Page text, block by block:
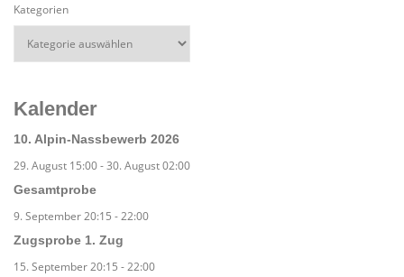
Kategorien
Kalender
10. Alpin-Nassbewerb 2026
29. August 15:00-30. August 02:00
Gesamtprobe
9. September 20:15 -22:00
Zugsprobe 1. Zug
15. September 20:15 -22:00